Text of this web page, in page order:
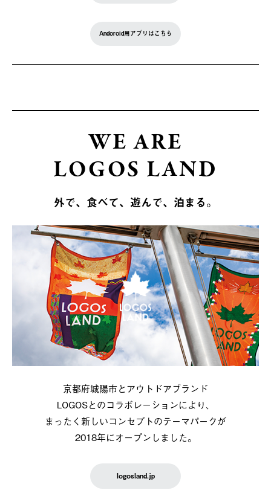
Andoroid用アプリはこちら
WE ARE
LOGOS LAND
外で、食べて、遊んで、泊まる。
京都府城陽市とアウトドアブランド
LOGOSとのコラボレーションにより、
まったく新しいコンセプトのテーマパークが
2018年にオープンしました。
logosland.jp